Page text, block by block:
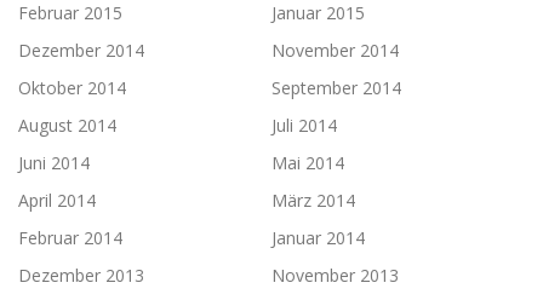
Februar 2015
Januar 2015
Dezember 2014
November 2014
Oktober 2014
September 2014
August 2014
Juli 2014
Juni 2014
Mai 2014
April 2014
März 2014
Februar 2014
Januar 2014
Dezember 2013
November 2013